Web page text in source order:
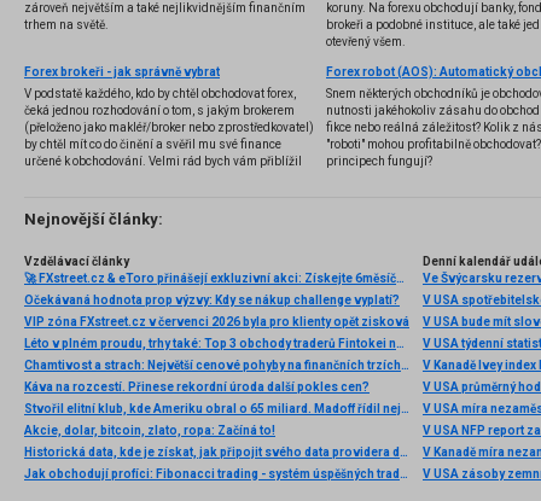
zároveň největším a také nejlikvidnějším finančním
trhem na světě.
koruny. Na forexu obchodují banky,
brokeři a podobné instituce, ale také
otevřený všem.
Forex brokeři - jak správně vybrat
V podstatě každého, kdo by chtěl obchodovat forex,
čeká jednou rozhodování o tom, s jakým brokerem
(přeloženo jako makléř/broker nebo zprostředkovatel)
by chtěl mít co do činění a svěřil mu své finance
určené k obchodování. Velmi rád bych vám přiblížil
několik příkladů nejznámějších z nich.
Snem některých obchodníků je
nutnosti jakéhokoliv zásahu do
fikce nebo reálná záležitost? Kolik z
"roboti" mohou profitabilně
principech fungují?
Nejnovější články:
Vzdělávací články
🚀 FXstreet.cz & eToro přinášejí exkluzivní akci: Získejte 6měsíční členství ve VIP zóně ZDARMA
Očekávaná hodnota prop výzvy: Kdy se nákup challenge vyplatí?
VIP zóna FXstreet.cz v červenci 2026 byla pro klienty opět zisková
Léto v plném proudu, trhy také: Top 3 obchody traderů Fintokei na indexech a zlatě
Chamtivost a strach: Největší cenové pohyby na finančních trzích (červenec 2026)
Káva na rozcestí. Přinese rekordní úroda další pokles cen?
Stvořil elitní klub, kde Ameriku obral o 65 miliard. Madoff řídil největší Ponzi dějin
Akcie, dolar, bitcoin, zlato, ropa: Začíná to!
Historická data, kde je získat, jak připojit svého data providera do MultiCharts a proč je budeme potřebovat? (4. díl)
Jak obchodují profíci: Fibonacci trading - systém úspěšných traderů
Denní kalendář
Ve Švýcarsku
V USA
V USA bude mít
V USA týdenní
V Kanadě Ivey index
V USA průměrný
V USA míra
V USA NFP report
V Kanadě míra
V USA zásoby